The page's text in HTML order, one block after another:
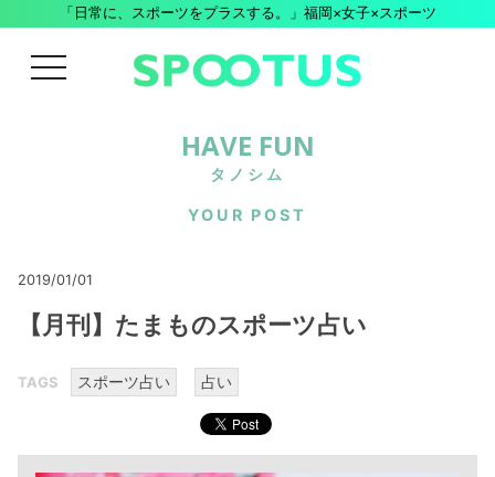
「日常に、スポーツをプラスする。」福岡×女子×スポーツ
menu
HAVE FUN
タノシム
YOUR POST
2019/01/01
【月刊】たまものスポーツ占い
TAGS スポーツ占い 占い